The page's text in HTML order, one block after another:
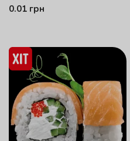
помідор, соус сирний
0.01 грн